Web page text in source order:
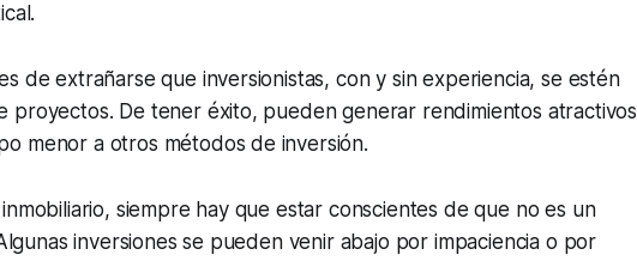
de extrañarse que inversionistas, con y sin experiencia, se estén
proyectos. De tener éxito, pueden generar rendimientos atractivos
menor a otros métodos de inversión.
siempre hay que estar conscientes de que no es un
inversiones se pueden venir abajo por impaciencia o por